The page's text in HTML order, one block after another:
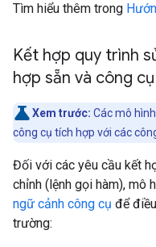
Tìm hiểu thêm trong
Kết hợp quy trình
hợp sẵn và công
Xem trước: Các mô
công cụ tích hợp với các
Đối với các yêu cầu kết
chỉnh (lệnh gọi hàm), mô
ngữ cảnh công cụ để
trường: